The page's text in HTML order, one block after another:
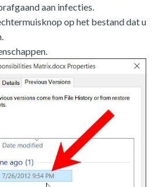
aan infecties.
op het bestand dat u